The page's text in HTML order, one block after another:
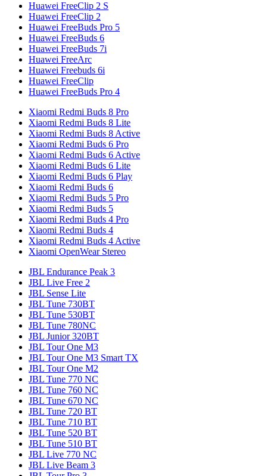
Huawei FreeClip 2 S
Huawei FreeClip 2
Huawei FreeBuds Pro 5
Huawei FreeBuds 6
Huawei FreeBuds 7i
Huawei FreeArc
Huawei Freebuds 6i
Huawei FreeClip
Huawei FreeBuds Pro 4
Xiaomi Redmi Buds 8 Pro
Xiaomi Redmi Buds 8 Lite
Xiaomi Redmi Buds 8 Active
Xiaomi Redmi Buds 6 Pro
Xiaomi Redmi Buds 6 Active
Xiaomi Redmi Buds 6 Lite
Xiaomi Redmi Buds 6 Play
Xiaomi Redmi Buds 6
Xiaomi Redmi Buds 5 Pro
Xiaomi Redmi Buds 5
Xiaomi Redmi Buds 4 Pro
Xiaomi Redmi Buds 4
Xiaomi Redmi Buds 4 Active
Xiaomi OpenWear Stereo
JBL Endurance Peak 3
JBL Live Free 2
JBL Sense Lite
JBL Tune 730BT
JBL Tune 530BT
JBL Tune 780NC
JBL Junior 320BT
JBL Tour One M3
JBL Tour One M3 Smart TX
JBL Tour One M2
JBL Tune 770 NC
JBL Tune 760 NC
JBL Tune 670 NC
JBL Tune 720 BT
JBL Tune 710 BT
JBL Tune 520 BT
JBL Tune 510 BT
JBL Live 770 NC
JBL Live Beam 3